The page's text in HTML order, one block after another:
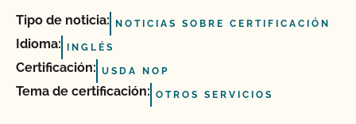
Tipo de noticia: NOTICIAS SOBRE CERTIFICACIÓN
Idioma: INGLÉS
Certificación: USDA NOP
Tema de certificación: OTROS SERVICIOS